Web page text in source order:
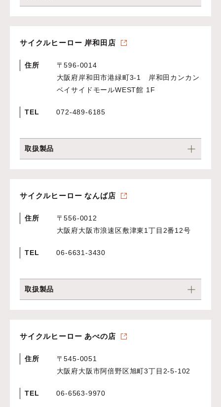
サイクルヒーロー 岸和田店
住所
〒596-0014
大阪府岸和田市港緑町3-1 岸和田カンカン
ベイサイドモールWEST館 1F
TEL 072-489-6185
取扱製品
サイクルヒーロー なんば店
住所
〒556-0012
大阪府大阪市浪速区敷津東1丁目2番12号
TEL 06-6631-3430
取扱製品
サイクルヒーロー あべの店
住所
〒545-0051
大阪府大阪市阿倍野区旭町3丁目2-5-102
TEL 06-6563-9970